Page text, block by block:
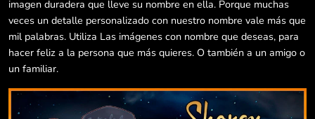
imagen duradera que lleve su nombre en ella. Porque muchas
veces un detalle personalizado con nuestro nombre vale más que
mil palabras. Utiliza Las imágenes con nombre que deseas, para
hacer feliz a la persona que más quieres. O también a un amigo o
un familiar.